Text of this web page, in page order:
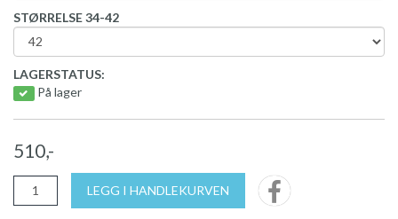
STØRRELSE 34-42
LAGERSTATUS:
På lager
510,-
LEGG I HANDLEKURVEN